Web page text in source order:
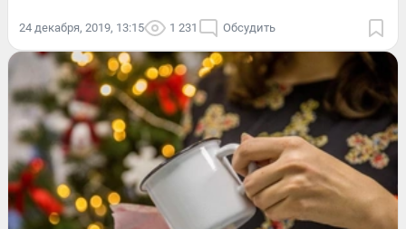
24 декабря, 2019, 13:15 1 231 Обсудить